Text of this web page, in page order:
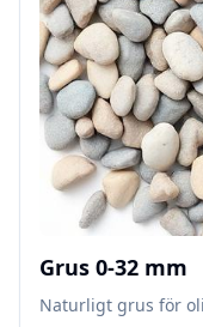
Grus 0-32 mm
Naturligt grus för